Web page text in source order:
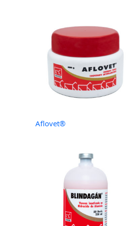
Aflovet®